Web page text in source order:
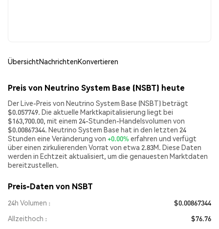
ÜbersichtNachrichtenKonvertieren
Preis von Neutrino System Base (NSBT) heute
Der Live-Preis von Neutrino System Base (NSBT) beträgt
$0.057749. Die aktuelle Marktkapitalisierung liegt bei
$163,700.00, mit einem 24-Stunden-Handelsvolumen von
$0.00867344. Neutrino System Base hat in den letzten 24
Stunden eine Veränderung von +0.00% erfahren und verfügt
über einen zirkulierenden Vorrat von etwa 2.83M. Diese Daten
werden in Echtzeit aktualisiert, um die genauesten Marktdaten
bereitzustellen.
Preis-Daten von NSBT
24h Volumen
$0.00867344
Allzeithoch
$76.76